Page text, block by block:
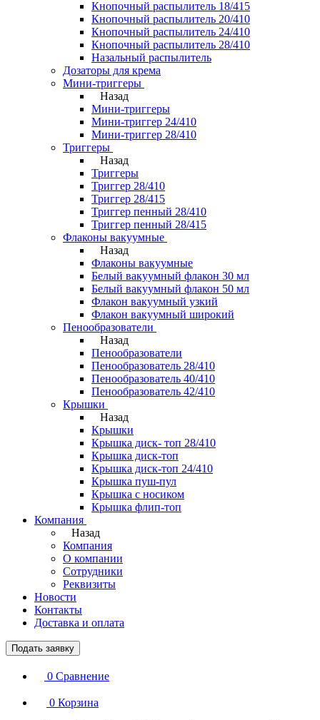
Кнопочный распылитель 18/415
Кнопочный распылитель 20/410
Кнопочный распылитель 24/410
Кнопочный распылитель 28/410
Назальный распылитель
Дозаторы для крема
Мини-триггеры
Назад
Мини-триггеры
Мини-триггер 24/410
Мини-триггер 28/410
Триггеры
Назад
Триггеры
Триггер 28/410
Триггер 28/415
Триггер пенный 28/410
Триггер пенный 28/415
Флаконы вакуумные
Назад
Флаконы вакуумные
Белый вакуумный флакон 30 мл
Белый вакуумный флакон 50 мл
Флакон вакуумный узкий
Флакон вакуумный широкий
Пенообразователи
Назад
Пенообразователи
Пенообразователь 28/410
Пенообразователь 40/410
Пенообразователь 42/410
Крышки
Назад
Крышки
Крышка диск- топ 28/410
Крышка диск-топ
Крышка диск-топ 24/410
Крышка пуш-пул
Крышка с носиком
Крышка флип-топ
Компания
Назад
Компания
О компании
Сотрудники
Реквизиты
Новости
Контакты
Доставка и оплата
Подать заявку
0 Сравнение
0 Корзина